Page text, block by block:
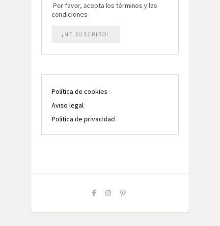
Por favor, acepta los términos y las
condiciones
Política de cookies
Aviso legal
Politica de privacidad